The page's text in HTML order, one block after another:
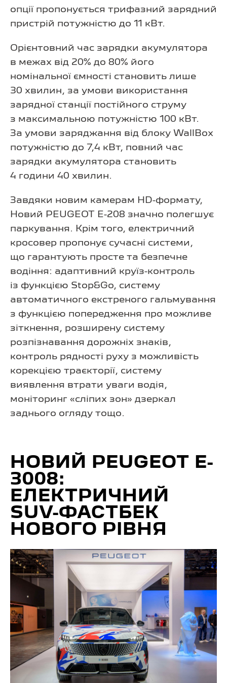
опції пропонується трифазний зарядний
пристрій потужністю до 11 кВт.
Орієнтовний час зарядки акумулятора
в межах від 20% до 80% його
номінальної ємності становить лише
30 хвилин, за умови використання
зарядної станції постійного струму
з максимальною потужністю 100 кВт.
За умови заряджання від блоку WallBox
потужністю до 7,4 кВт, повний час
зарядки акумулятора становить
4 години 40 хвилин.
Завдяки новим камерам HD-формату,
Новий PEUGEOT E-208 значно полегшує
паркування. Крім того, електричний
кросовер пропонує сучасні системи,
що гарантують просте та безпечне
водіння: адаптивний круїз-контроль
із функцією Stop&Go, систему
автоматичного екстреного гальмування
з функцією попередження про можливе
зіткнення, розширену систему
розпізнавання дорожніх знаків,
контроль рядності руху з можливість
корекцією траєкторії, систему
виявлення втрати уваги водія,
моніторинг «сліпих зон» дзеркал
заднього огляду тощо.
НОВИЙ PEUGEOT E-
3008:
ЕЛЕКТРИЧНИЙ
SUV-ФАСТБЕК
НОВОГО РІВНЯ